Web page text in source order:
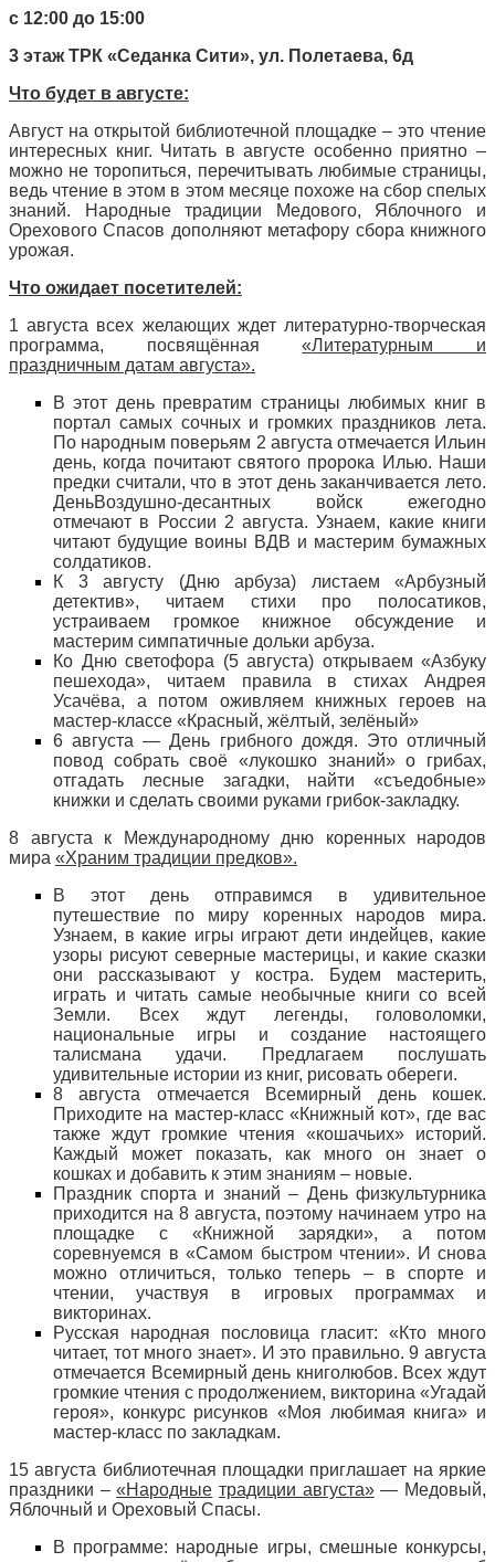
с 12:00 до 15:00
3 этаж ТРК «Седанка Сити», ул. Полетаева, 6д
Что будет в августе:
Август на открытой библиотечной площадке – это чтение
интересных книг. Читать в августе особенно приятно –
можно не торопиться, перечитывать любимые страницы,
ведь чтение в этом в этом месяце похоже на сбор спелых
знаний. Народные традиции Медового, Яблочного и
Орехового Спасов дополняют метафору сбора книжного
урожая.
Что ожидает посетителей:
1 августа всех желающих ждет литературно-творческая
программа, посвящённая«Литературным и
праздничным датам августа».
В этот день превратим страницы любимых книг в
портал самых сочных и громких праздников лета.
По народным поверьям 2 августа отмечается Ильин
день, когда почитают святого пророка Илью. Наши
предки считали, что в этот день заканчивается лето.
ДеньВоздушно-десантных войск ежегодно
отмечают в России 2 августа. Узнаем, какие книги
читают будущие воины ВДВ и мастерим бумажных
солдатиков.
К 3 августу (Дню арбуза) листаем «Арбузный
детектив», читаем стихи про полосатиков,
устраиваем громкое книжное обсуждение и
мастерим симпатичные дольки арбуза.
Ко Дню светофора (5 августа) открываем «Азбуку
пешехода», читаем правила в стихах Андрея
Усачёва, а потом оживляем книжных героев на
мастер-классе «Красный, жёлтый, зелёный»
6 августа — День грибного дождя. Это отличный
повод собрать своё «лукошко знаний» о грибах,
отгадать лесные загадки, найти «съедобные»
книжки и сделать своими руками грибок-закладку.
8 августа к Международному дню коренных народов
мира «Храним традиции предков».
В этот день отправимся в удивительное
путешествие по миру коренных народов мира.
Узнаем, в какие игры играют дети индейцев, какие
узоры рисуют северные мастерицы, и какие сказки
они рассказывают у костра. Будем мастерить,
играть и читать самые необычные книги со всей
Земли. Всех ждут легенды, головоломки,
национальные игры и создание настоящего
талисмана удачи. Предлагаем послушать
удивительные истории из книг, рисовать обереги.
8 августа отмечается Всемирный день кошек.
Приходите на мастер-класс «Книжный кот», где вас
также ждут громкие чтения «кошачьих» историй.
Каждый может показать, как много он знает о
кошках и добавить к этим знаниям – новые.
Праздник спорта и знаний – День физкультурника
приходится на 8 августа, поэтому начинаем утро на
площадке с «Книжной зарядки», а потом
соревнуемся в «Самом быстром чтении». И снова
можно отличиться, только теперь – в спорте и
чтении, участвуя в игровых программах и
викторинах.
Русская народная пословица гласит: «Кто много
читает, тот много знает». И это правильно. 9 августа
отмечается Всемирный день книголюбов. Всех ждут
громкие чтения с продолжением, викторина «Угадай
героя», конкурс рисунков «Моя любимая книга» и
мастер-класс по закладкам.
15 августа библиотечная площадки приглашает на яркие
праздники –«Народные традиции августа»— Медовый,
Яблочный и Ореховый Спасы.
В программе: народные игры, смешные конкурсы,